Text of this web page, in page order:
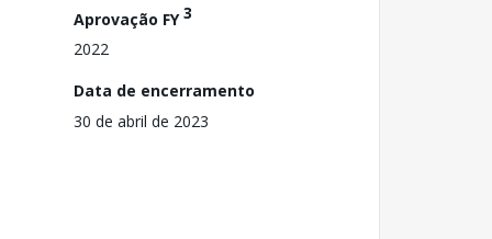
Aprovação FY3
2022
Data de encerramento
30 de abril de 2023